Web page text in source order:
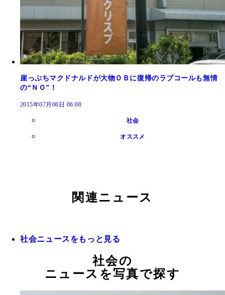
崖っぷちマクドナルドが大物ＯＢに復帰のラブコールも無情
の“ＮＯ”！
2015年07月06日 06:00
社会
オススメ
関連ニュース
社会ニュースをもっと見る
社会の
ニュースを写真で探す